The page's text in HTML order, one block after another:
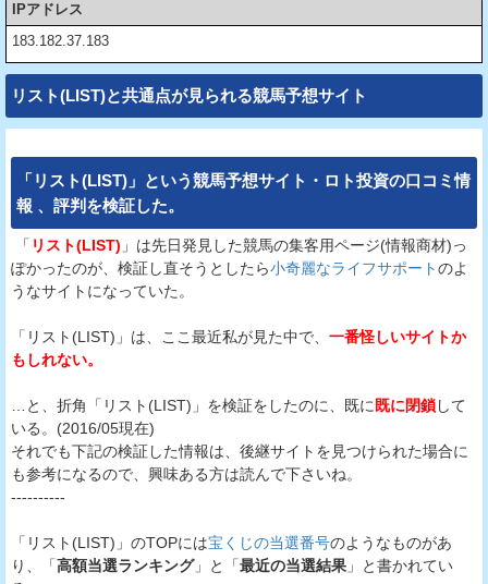
IPアドレス
183.182.37.183
リスト(LIST)と共通点が見られる競馬予想サイト
「 リスト(LIST) 」という競馬予想サイト・ロト投資の口コミ情
報 、 評判 を検証した。
「 リスト(LIST) 」は先日発見した競馬の集客用ページ(情報商材)っ
ぽかったのが、検証し直そうとしたら小奇麗なライフサポートのよ
うなサイトになっていた。
「リスト(LIST)」は、ここ最近私が見た中で、 一番怪しいサイトか
もしれない。
…と、折角「リスト(LIST)」を検証をしたのに、既に 既に閉鎖して
いる。(2016/05現在)
それでも下記の検証した情報は、後継サイトを見つけられた場合に
も参考になるので、興味ある方は読んで下さいね。
----------
「リスト(LIST)」のTOPには宝くじの当選番号のようなものがあ
り、「高額当選ランキング」と「最近の当選結果 」と書かれてい